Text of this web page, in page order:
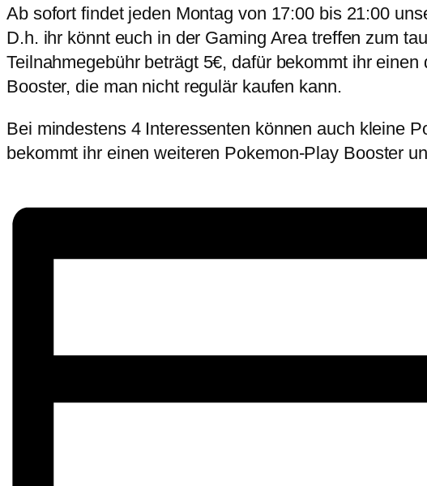
Ab sofort findet jeden Montag von 17:00 bis 21:00
D.h. ihr könnt euch in der Gaming Area treffen zum
Teilnahmegebühr beträgt 5€, dafür bekommt ihr
Booster, die man nicht regulär kaufen kann.
Bei mindestens 4 Interessenten können auch kleine
bekommt ihr einen weiteren Pokemon-Play Booster